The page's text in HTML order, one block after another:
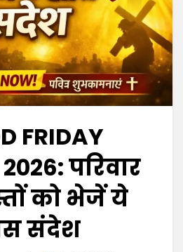
FRIDAY
परिवार
को भेजें ये
संदेश